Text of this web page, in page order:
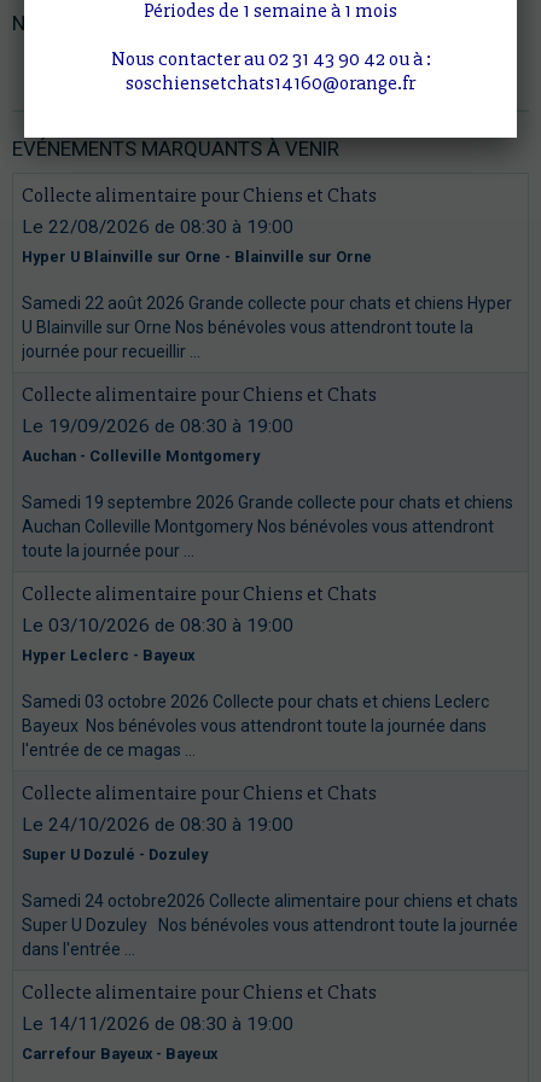
NOTRE PARRAIN
Trompette d'or, Coeur d'or
EVÉNEMENTS MARQUANTS À VENIR
Collecte alimentaire pour Chiens et Chats
Le 22/08/2026 de 08:30 à 19:00
Hyper U Blainville sur Orne - Blainville sur Orne
Samedi 22 août 2026 Grande collecte pour chats et chiens Hyper
U Blainville sur Orne Nos bénévoles vous attendront toute la
journée pour recueillir ...
Collecte alimentaire pour Chiens et Chats
Le 19/09/2026 de 08:30 à 19:00
Auchan - Colleville Montgomery
Samedi 19 septembre 2026 Grande collecte pour chats et chiens
Auchan Colleville Montgomery Nos bénévoles vous attendront
toute la journée pour ...
Collecte alimentaire pour Chiens et Chats
Le 03/10/2026 de 08:30 à 19:00
Hyper Leclerc - Bayeux
Samedi 03 octobre 2026 Collecte pour chats et chiens Leclerc
Bayeux Nos bénévoles vous attendront toute la journée dans
l'entrée de ce magas ...
Collecte alimentaire pour Chiens et Chats
Le 24/10/2026 de 08:30 à 19:00
Super U Dozulé - Dozuley
Samedi 24 octobre2026 Collecte alimentaire pour chiens et chats
Super U Dozuley Nos bénévoles vous attendront toute la journée
dans l'entrée ...
Collecte alimentaire pour Chiens et Chats
Le 14/11/2026 de 08:30 à 19:00
Carrefour Bayeux - Bayeux
Périodes de 1 semaine à 1 mois
Nous contacter au 02 31 43 90 42 ou à :
soschiensetchats14160@orange.fr